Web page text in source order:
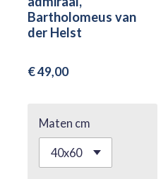
Bartholomeus van
der Helst
€ 49,00
Maten cm